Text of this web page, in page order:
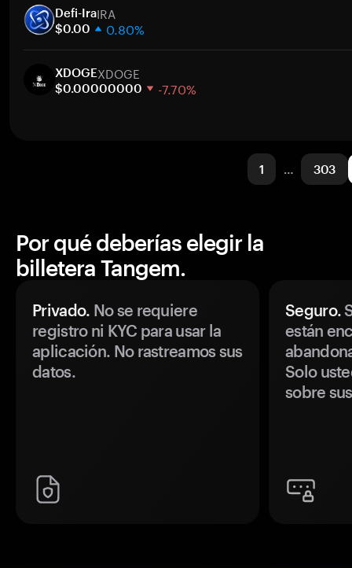
30 días
Capitalización de mercado
Defi-IraIRA
$0.00 0.80%
30 días
Capitalización de mercado
XDOGEXDOGE
$0.00000000 -7.70%
1 … 303
Por qué deberías elegir la
billetera Tangem.
Privado. No se requiere
registro ni KYC para usar la
aplicación. No rastreamos sus
datos.
Seguro.
están
Solo
sobre